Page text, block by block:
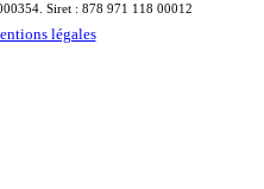
Siret : 878 971 118 00012
légales